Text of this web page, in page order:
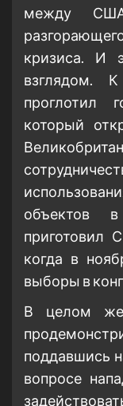
между
кризиса. И
взглядом.
проглотил
который
объектов
приготовил
когда в
выборы в
В целом же
поддавшись
вопросе